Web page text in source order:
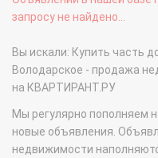
запросу не найдено...
Вы искали: Купить часть
Володарское - продажа
на КВАРТИРАНТ.РУ
Мы регулярно пополняем
новые объявления.
недвижимости